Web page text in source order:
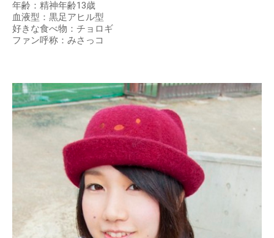
年齢：精神年齢13歳
血液型：黒足アヒル型
好きな食べ物：チョロギ
ファン呼称：みさっコ